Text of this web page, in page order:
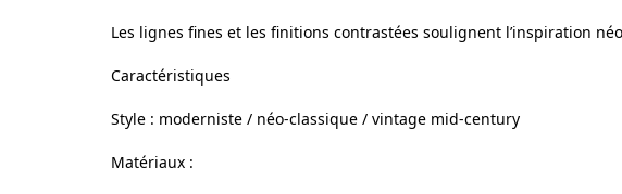
Les lignes fines et les finitions contrastées soulignent l’inspiration
Caractéristiques
Style : moderniste / néo-classique / vintage mid-century
Matériaux :